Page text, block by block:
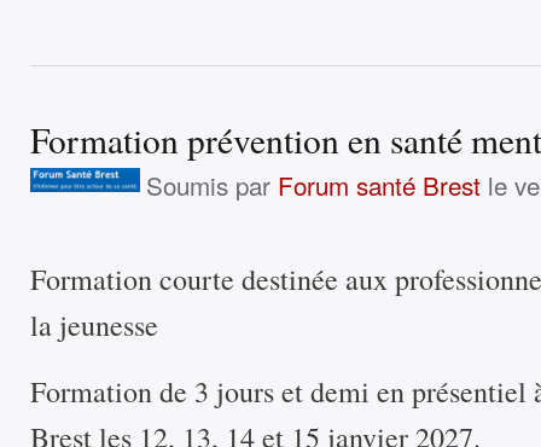
Formation prévention en santé
Soumis par Forum santé Brestle
Formation courte destinée aux
la jeunesse
Formation de 3 jours et demi en présentiel
Brest les 12, 13, 14 et 15 janvier 2027.